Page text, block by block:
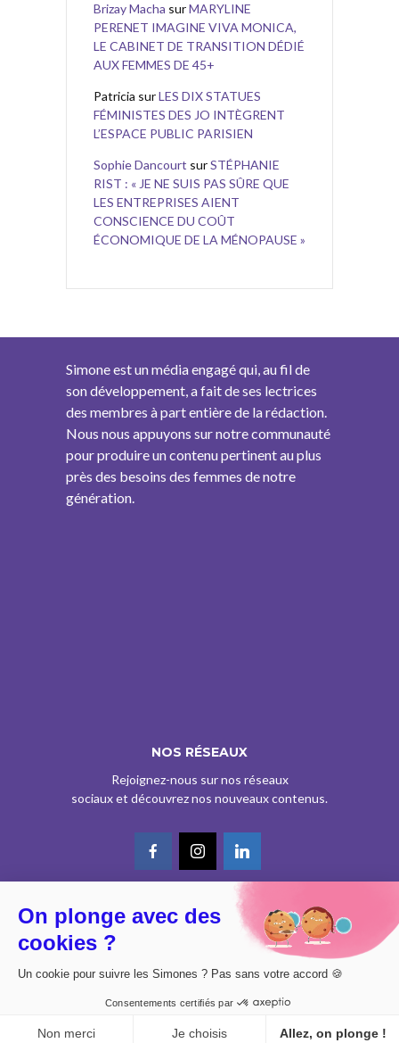
Brizay Macha surMARYLINE
PERENET IMAGINE VIVA MONICA,
LE CABINET DE TRANSITION DÉDIÉ
AUX FEMMES DE 45+
Patricia surLES DIX STATUES
FÉMINISTES DES JO INTÈGRENT
L’ESPACE PUBLIC PARISIEN
Sophie Dancourt surSTÉPHANIE
RIST : « JE NE SUIS PAS SÛRE QUE
LES ENTREPRISES AIENT
CONSCIENCE DU COÛT
ÉCONOMIQUE DE LA MÉNOPAUSE »
Simone est un média engagé qui, au fil de
son développement, a fait de ses lectrices
des membres à part entière de la rédaction.
Nous nous appuyons sur notre communauté
pour produire un contenu pertinent au plus
près des besoins des femmes de notre
génération.
NOS RÉSEAUX
Rejoignez-nous sur nos réseaux
sociaux et découvrez nos nouveaux contenus.
© CE SITE EST AGRÉÉ COMME SERVICE DE PRESSE EN LIGNE PAR LA
CPPAP SOUS LE N° 0626 Z 93934 (IPG ART.39BISA CGI)
POLITIQUE DE CONFIDENTIALITÉ
On plonge avec des
cookies ?
Un cookie pour suivre les Simones ? Pas sans votre accord 🍪
Consentements certifiés par
Non merci Je choisis Allez, on plonge !